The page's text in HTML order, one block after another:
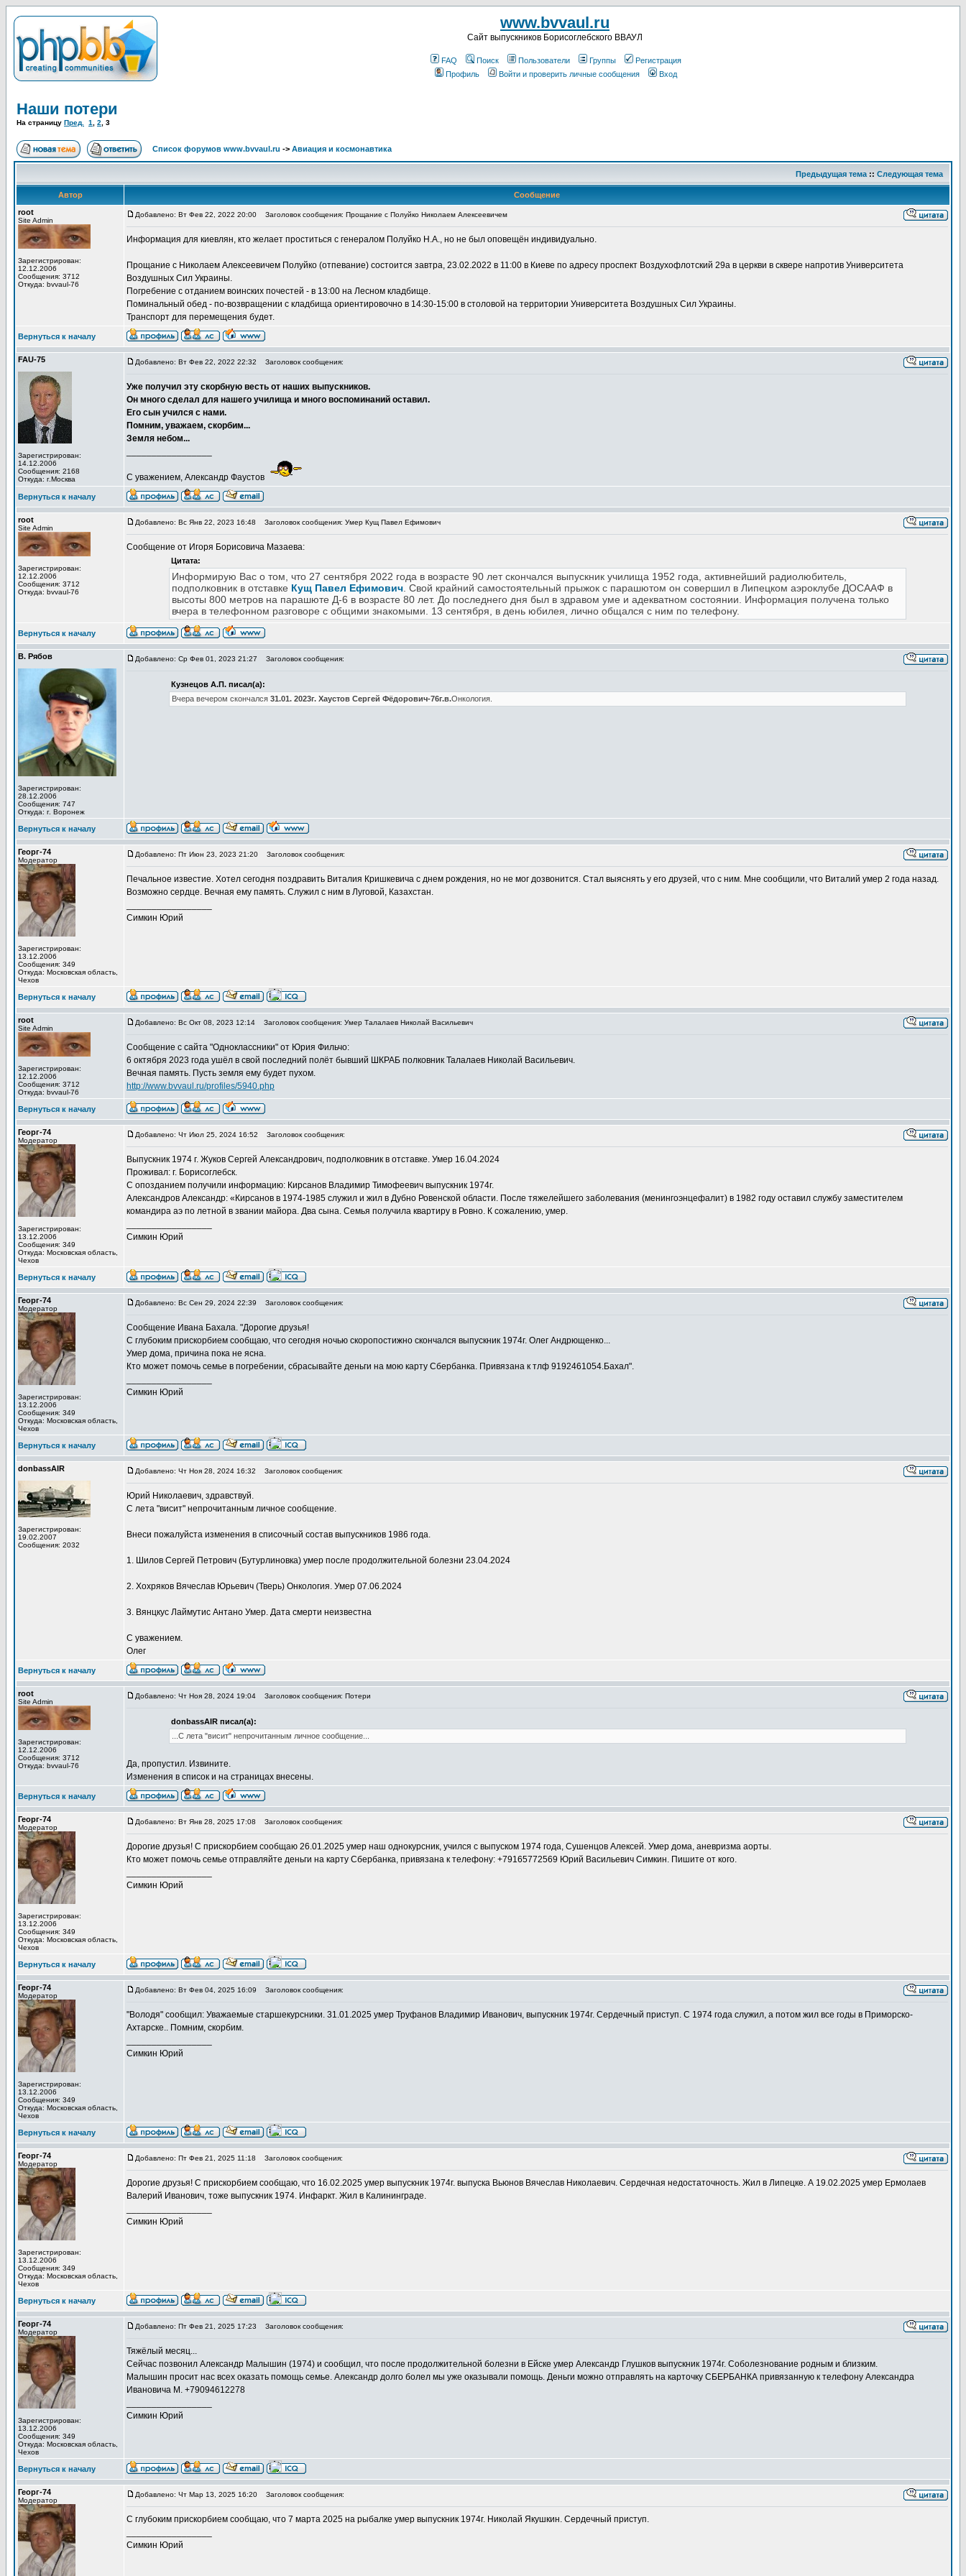
www.bvvaul.ru
Cайт выпускников Борисоглебского ВВАУЛ
FAQ Поиск Пользователи Группы
Регистрация
Профиль
Войти и проверить личные сообщения Вход
Наши потери
На страницу Пред. 1 2 3
Список форумов www.bvvaul.ru -> Авиация и космонавтика
Предыдущая тема :: Следующая тема
Автор
Сообщение
root
Site Admin
Зарегистрирован:
12.12.2006
Сообщения: 3712
Откуда: bvvaul-76
Добавлено: Вт Фев 22, 2022 20:00 Заголовок сообщения: Прощание с Полуйко Николаем Алексеевичем
Информация для киевлян, кто желает проститься с генералом Полуйко Н.А., но не был оповещён индивидуально.
Прощание с Николаем Алексеевичем Полуйко (отпевание) состоится завтра, 23.02.2022 в 11:00 в Киеве по адресу проспект Воздухофлотский 29а в церкви в сквере напротив Университета
Воздушных Сил Украины.
Погребение с отданием воинских почестей - в 13:00 на Лесном кладбище.
Поминальный обед - по-возвращении с кладбища ориентировочно в 14:30-15:00 в столовой на территории Университета Воздушных Сил Украины.
Транспорт для перемещения будет.
Вернуться к началу
FAU-75
Зарегистрирован:
14.12.2006
Сообщения: 2168
Откуда: г.Москва
Добавлено: Вт Фев 22, 2022 22:32 Заголовок сообщения:
Уже получил эту скорбную весть от наших выпускников.
Он много сделал для нашего училища и много воспоминаний оставил.
Его сын учился с нами.
Помним, уважаем, скорбим...
Земля небом...
С уважением, Александр Фаустов
Вернуться к началу
root
Site Admin
Зарегистрирован:
12.12.2006
Сообщения: 3712
Откуда: bvvaul-76
Добавлено: Вс Янв 22, 2023 16:48 Заголовок сообщения: Умер Кущ Павел Ефимович
Сообщение от Игоря Борисовича Мазаева:
Цитата:
Информирую Вас о том, что 27 сентября 2022 года в возрасте 90 лет скончался выпускник училища 1952 года, активнейший радиолюбитель,
подполковник в отставке Кущ Павел Ефимович. Свой крайний самостоятельный прыжок с парашютом он совершил в Липецком аэроклубе ДОСААФ в
высоты 800 метров на парашюте Д-6 в возрасте 80 лет. До последнего дня был в здравом уме и адекватном состоянии. Информация получена только
вчера в телефонном разговоре с общими знакомыми. 13 сентября, в день юбилея, лично общался с ним по телефону.
Вернуться к началу
В. Рябов
Зарегистрирован:
28.12.2006
Сообщения: 747
Откуда: г. Воронеж
Добавлено: Ср Фев 01, 2023 21:27 Заголовок сообщения:
Кузнецов А.П. писал(а):
Вчера вечером скончался 31.01. 2023г. Хаустов Сергей Фёдорович-76г.в.Онкология.
Вернуться к началу
Георг-74
Модератор
Зарегистрирован:
13.12.2006
Сообщения: 349
Откуда: Московская область,
Чехов
Добавлено: Пт Июн 23, 2023 21:20 Заголовок сообщения:
Печальное известие. Хотел сегодня поздравить Виталия Кришкевича с днем рождения, но не мог дозвонится. Стал выяснять у его друзей, что с ним. Мне сообщили, что Виталий умер 2 года назад.
Возможно сердце. Вечная ему память. Служил с ним в Луговой, Казахстан.
Симкин Юрий
Вернуться к началу
root
Site Admin
Зарегистрирован:
12.12.2006
Сообщения: 3712
Откуда: bvvaul-76
Добавлено: Вс Окт 08, 2023 12:14 Заголовок сообщения: Умер Талалаев Николай Васильевич
Сообщение с сайта "Одноклассники" от Юрия Фильчо:
6 октября 2023 года ушёл в свой последний полёт бывший ШКРАБ полковник Талалаев Николай Васильевич.
Вечная память. Пусть земля ему будет пухом.
http://www.bvvaul.ru/profiles/5940.php
Вернуться к началу
Георг-74
Модератор
Зарегистрирован:
13.12.2006
Сообщения: 349
Откуда: Московская область,
Чехов
Добавлено: Чт Июл 25, 2024 16:52 Заголовок сообщения:
Выпускник 1974 г. Жуков Сергей Александрович, подполковник в отставке. Умер 16.04.2024
Проживал: г. Борисоглебск.
С опозданием получили информацию: Кирсанов Владимир Тимофеевич выпускник 1974г.
Александров Александр: «Кирсанов в 1974-1985 служил и жил в Дубно Ровенской области. После тяжелейшего заболевания (менингоэнцефалит) в 1982 году оставил службу заместителем
командира аэ по летной в звании майора. Два сына. Семья получила квартиру в Ровно. К сожалению, умер.
Симкин Юрий
Вернуться к началу
Георг-74
Модератор
Зарегистрирован:
13.12.2006
Сообщения: 349
Откуда: Московская область,
Чехов
Добавлено: Вс Сен 29, 2024 22:39 Заголовок сообщения:
Сообщение Ивана Бахала. "Дорогие друзья!
С глубоким прискорбием сообщаю, что сегодня ночью скоропостижно скончался выпускник 1974г. Олег Андрющенко...
Умер дома, причина пока не ясна.
Кто может помочь семье в погребении, сбрасывайте деньги на мою карту Сбербанка. Привязана к тлф 9192461054.Бахал".
Симкин Юрий
Вернуться к началу
donbassAIR
Зарегистрирован:
19.02.2007
Сообщения: 2032
Добавлено: Чт Ноя 28, 2024 16:32 Заголовок сообщения:
Юрий Николаевич, здравствуй.
С лета "висит" непрочитанным личное сообщение.
Внеси пожалуйста изменения в списочный состав выпускников 1986 года.
1. Шилов Сергей Петрович (Бутурлиновка) умер после продолжительной болезни 23.04.2024
2. Хохряков Вячеслав Юрьевич (Тверь) Онкология. Умер 07.06.2024
3. Вянцкус Лаймутис Антано Умер. Дата смерти неизвестна
С уважением.
Олег
Вернуться к началу
root
Site Admin
Зарегистрирован:
12.12.2006
Сообщения: 3712
Откуда: bvvaul-76
Добавлено: Чт Ноя 28, 2024 19:04 Заголовок сообщения: Потери
donbassAIR писал(а):
...С лета "висит" непрочитанным личное сообщение...
Да, пропустил. Извините.
Изменения в список и на страницах внесены.
Вернуться к началу
Георг-74
Модератор
Зарегистрирован:
13.12.2006
Сообщения: 349
Откуда: Московская область,
Чехов
Добавлено: Вт Янв 28, 2025 17:08 Заголовок сообщения:
Дорогие друзья! С прискорбием сообщаю 26.01.2025 умер наш однокурсник, учился с выпуском 1974 года, Сушенцов Алексей. Умер дома, аневризма аорты.
Кто может помочь семье отправляйте деньги на карту Сбербанка, привязана к телефону: +79165772569 Юрий Васильевич Симкин. Пишите от кого.
Симкин Юрий
Вернуться к началу
Георг-74
Модератор
Зарегистрирован:
13.12.2006
Сообщения: 349
Откуда: Московская область,
Чехов
Добавлено: Вт Фев 04, 2025 16:09 Заголовок сообщения:
"Володя" сообщил: Уважаемые старшекурсники. 31.01.2025 умер Труфанов Владимир Иванович, выпускник 1974г. Сердечный приступ. С 1974 года служил, а потом жил все годы в Приморско-
Ахтарске.. Помним, скорбим.
Симкин Юрий
Вернуться к началу
Георг-74
Модератор
Зарегистрирован:
13.12.2006
Сообщения: 349
Откуда: Московская область,
Чехов
Добавлено: Пт Фев 21, 2025 11:18 Заголовок сообщения:
Дорогие друзья! С прискорбием сообщаю, что 16.02.2025 умер выпускник 1974г. выпуска Вьюнов Вячеслав Николаевич. Сердечная недостаточность. Жил в Липецке. А 19.02.2025 умер Ермолаев
Валерий Иванович, тоже выпускник 1974. Инфаркт. Жил в Калининграде.
Симкин Юрий
Вернуться к началу
Георг-74
Модератор
Зарегистрирован:
13.12.2006
Сообщения: 349
Откуда: Московская область,
Чехов
Добавлено: Пт Фев 21, 2025 17:23 Заголовок сообщения:
Тяжёлый месяц...
Сейчас позвонил Александр Малышин (1974) и сообщил, что после продолжительной болезни в Ейске умер Александр Глушков выпускник 1974г. Соболезнование родным и близким.
Малышин просит нас всех оказать помощь семье. Александр долго болел мы уже оказывали помощь. Деньги можно отправлять на карточку СБЕРБАНКА привязанную к телефону Александра
Ивановича М. +79094612278
Симкин Юрий
Вернуться к началу
Георг-74
Модератор
Добавлено: Чт Мар 13, 2025 16:20 Заголовок сообщения:
С глубоким прискорбием сообщаю, что 7 марта 2025 на рыбалке умер выпускник 1974г. Николай Якушкин. Сердечный приступ.
Симкин Юрий